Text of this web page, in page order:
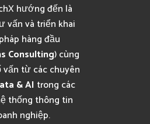
hướng đến là
vấn và triển khai
hàng đầu
Consulting) cùng
từ các chuyên
& AI trong các
thống thông tin
nghiệp.